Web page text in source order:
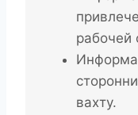
рабочей
вахту.